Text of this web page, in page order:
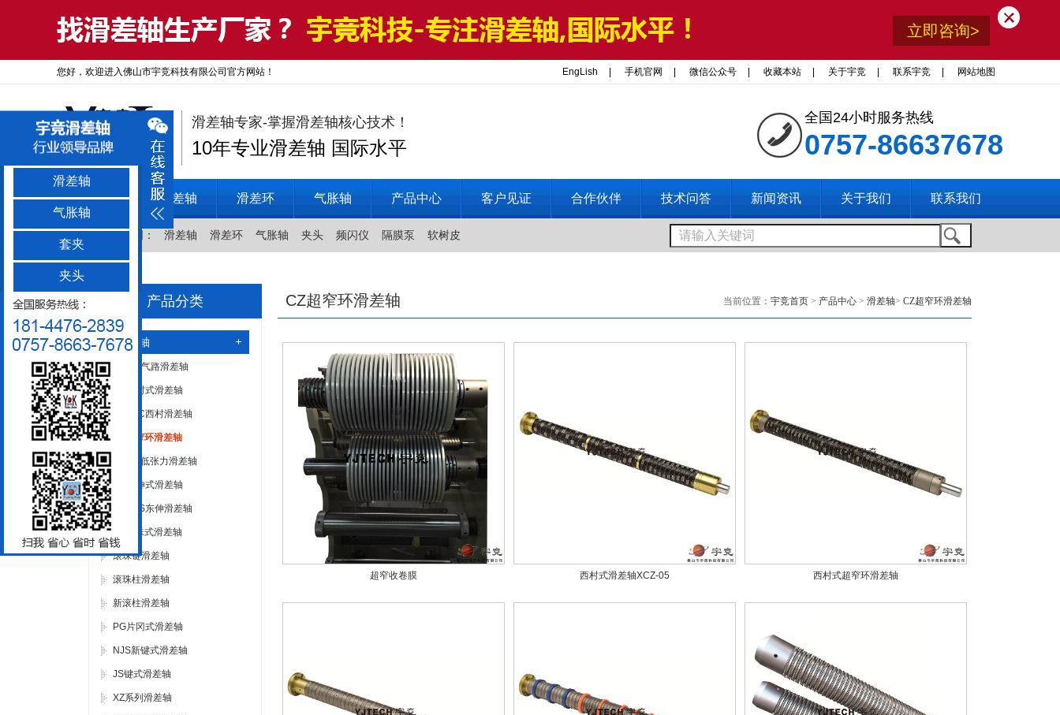
立即咨询>
您好，欢迎进入佛山市宇竞科技有限公司官方网站！ EngLish 手机官网 微信公众号 收藏本站 关于宇竞 联系宇竞 网站地图
滑差轴专家-掌握滑差轴核心技术！
10年专业滑差轴 国际水平
全国24小时服务热线
0757-86637678
宇竞首页 滑差轴 滑差环 气胀轴 产品中心 客户见证 合作伙伴 技术问答 新闻资讯 关于我们 联系我们
热门关键词： 滑差轴 滑差环 气胀轴 夹头 频闪仪 隔膜泵 软树皮
产品分类
滑差轴
SQL双气路滑差轴
XC西村式滑差轴
新型XC西村滑差轴
CZ超窄环滑差轴
CLF超低张力滑差轴
DS东伸式滑差轴
新型DS东伸滑差轴
GZ滚珠式滑差轴
滚珠键滑差轴
滚珠柱滑差轴
新滚柱滑差轴
PG片冈式滑差轴
NJS新键式滑差轴
JS键式滑差轴
XZ系列滑差轴
CZ超窄环滑差轴 当前位置： 宇竞首页 > 产品中心 > 滑差轴> CZ超窄环滑差轴
超窄收卷膜 西村式滑差轴XCZ-05 西村式超窄环滑差轴
滑差轴
气胀轴
套夹
夹头